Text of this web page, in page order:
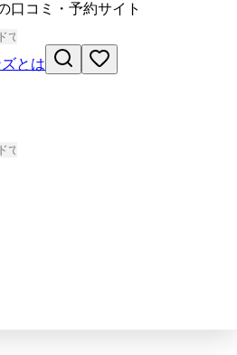
口コミ・予約サイト
とは